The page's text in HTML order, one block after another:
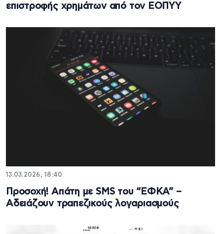
επιστροφής χρημάτων από τον ΕΟΠΥΥ
13.03.2026, 18:40
Προσοχή! Απάτη με SMS του “ΕΦΚΑ” –
Αδειάζουν τραπεζικούς λογαριασμούς